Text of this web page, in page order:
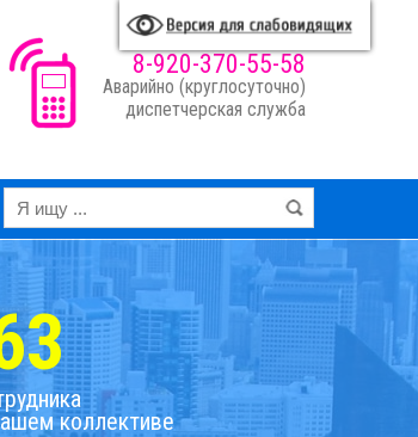
8-920-370-55-58
Аварийно (круглосуточно)
диспетчерская служба
коллективе